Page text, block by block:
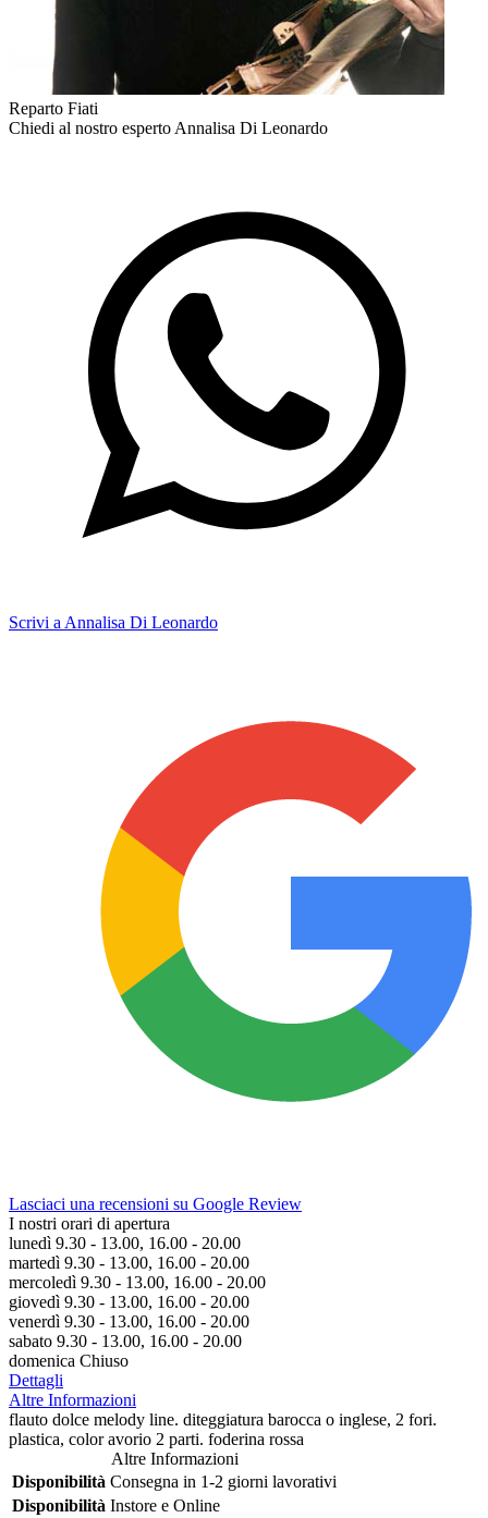
Reparto Fiati
Chiedi al nostro espertoAnnalisa Di Leonardo
Scrivi a Annalisa Di Leonardo
Lasciaci una recensioni su Google Review
I nostri orari di apertura
lunedì 9.30 - 13.00, 16.00 - 20.00
martedì 9.30 - 13.00, 16.00 - 20.00
mercoledì 9.30 - 13.00, 16.00 - 20.00
giovedì 9.30 - 13.00, 16.00 - 20.00
venerdì 9.30 - 13.00, 16.00 - 20.00
sabato 9.30 - 13.00, 16.00 - 20.00
domenica Chiuso
Dettagli
Altre Informazioni
flauto dolce melody line. diteggiatura barocca o inglese, 2 fori.
plastica, color avorio 2 parti. foderina rossa
Altre Informazioni
Disponibilità Consegna in 1-2 giorni lavorativi
Disponibilità Instore e Online